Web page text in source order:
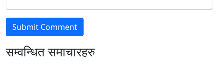
सम्वन्धित समाचारहरु